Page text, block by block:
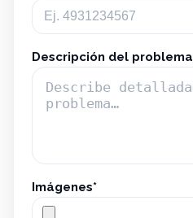
Descripción del problema
Imágenes*